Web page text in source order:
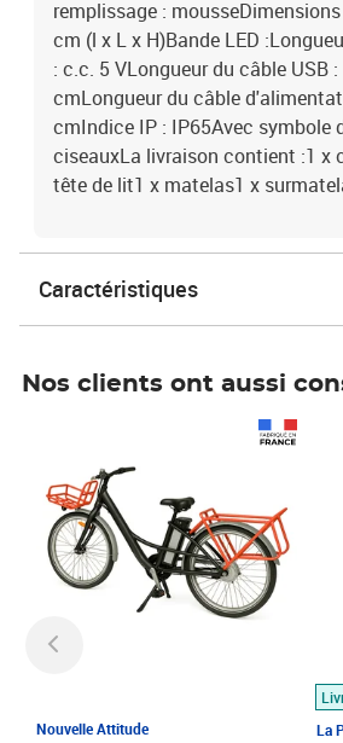
remplissage :
cm (l x L x H)Bande LED
: c.c. 5 VLongueur du câble USB
cmLongueur du câble
cmIndice IP : IP65Avec symbole
ciseauxLa livraison contient :1 x
tête de lit1 x matelas1 x
Caractéristiques
Nos clients ont aussi
Nouvelle Attitude
La